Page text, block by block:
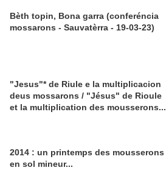
Bèth topin, Bona garra (conferéncia
mossarons - Sauvatèrra - 19-03-23)
"Jesus"* de Riule e la multiplicacion
deus mossarons / "Jésus" de Rioule
et la multiplication des mousserons...
2014 : un printemps des mousserons
en sol mineur...